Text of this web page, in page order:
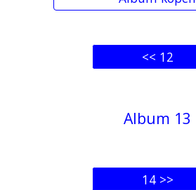
<< 12
Album 13
14 >>